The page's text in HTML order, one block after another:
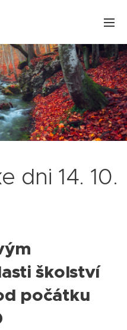
dni 14. 10.
školství
počátku